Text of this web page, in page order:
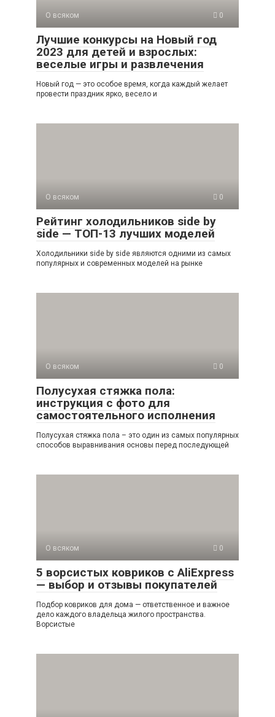
О всяком 0
Лучшие конкурсы на Новый год
2023 для детей и взрослых:
веселые игры и развлечения
Новый год — это особое время, когда каждый желает
провести праздник ярко, весело и
О всяком 0
Рейтинг холодильников side by
side — ТОП-13 лучших моделей
Холодильники side by side являются одними из самых
популярных и современных моделей на рынке
О всяком 0
Полусухая стяжка пола:
инструкция с фото для
самостоятельного исполнения
Полусухая стяжка пола – это один из самых популярных
способов выравнивания основы перед последующей
О всяком 0
5 ворсистых ковриков с AliExpress
— выбор и отзывы покупателей
Подбор ковриков для дома — ответственное и важное
дело каждого владельца жилого пространства.
Ворсистые